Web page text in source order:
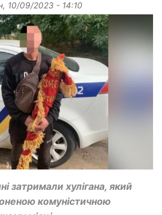
10/09/2023 - 14:10
затримали хулігана, який
комуністичною